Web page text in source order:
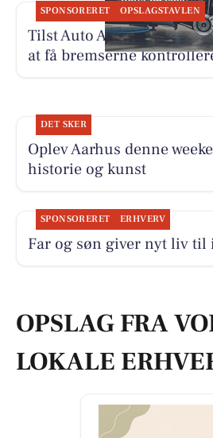
SPONSORERET OPSLAGSTAVLEN
Tilst Auto Aarhus ApS
at få bremserne
DET SKER
Oplev Aarhus denne
historie og kunst
SPONSORERET ERHVERV
Far og søn giver nyt liv til
OPSLAG FRA
LOKALE